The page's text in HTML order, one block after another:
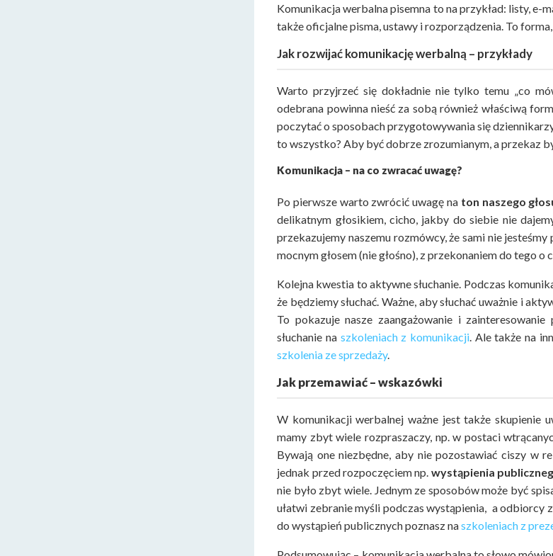
Komunikacja werbalna pisemna to na przykład: listy,
także oficjalne pisma, ustawy i rozporządzenia. To
Jak rozwijać komunikację werbalną – przykłady
Warto przyjrzeć się dokładnie nie tylko temu „co
odebrana powinna nieść za sobą również właściwą
poczytać o sposobach przygotowywania się
to wszystko? Aby być dobrze zrozumianym, a przekaz
Komunikacja – na co zwracać uwagę?
Po pierwsze warto zwrócić uwagę na ton naszego
delikatnym głosikiem, cicho, jakby do siebie nie
przekazujemy naszemu rozmówcy, że sami nie
mocnym głosem (nie głośno), z przekonaniem do tego
Kolejna kwestia to aktywne słuchanie. Podczas
że będziemy słuchać. Ważne, aby słuchać uważnie i
To pokazuje nasze zaangażowanie i
słuchanie na szkoleniach z komunikacji. Ale także na
szkolenia ze sprzedaży.
Jak przemawiać – wskazówki
W komunikacji werbalnej ważne jest także skupienie
mamy zbyt wiele rozpraszaczy, np. w postaci
Bywają one niezbędne, aby nie pozostawiać ciszy w
jednak przed rozpoczęciem np. wystąpienia
nie było zbyt wiele. Jednym ze sposobów może być
ułatwi zebranie myśli podczas wystąpienia, a odbiorcy
do wystąpień publicznych poznasz naszkoleniach z